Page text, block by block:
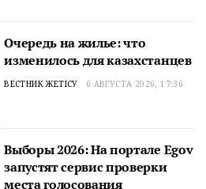
Очередь на жилье: что
изменилось для казахстанцев
ВЕСТНИК ЖЕТІСУ 6 АВГУСТА 2026, 17:36
Выборы 2026: На портале Egov
запустят сервис проверки
места голосования